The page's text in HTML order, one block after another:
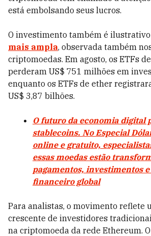
está embolsando seus lucros.
O investimento também é
mais ampla, observada também
criptomoedas. Em agosto, os ETFs
perderam US$ 751 milhões em
enquanto os ETFs de ether
US$ 3,87 bilhões.
O futuro da economia digital
stablecoins. No Especial
online e gratuito,
essas moedas estão
pagamentos, investimentos
financeiro global
Para analistas, o movimento reflete
crescente de investidores
na criptomoeda da rede Ethereum.